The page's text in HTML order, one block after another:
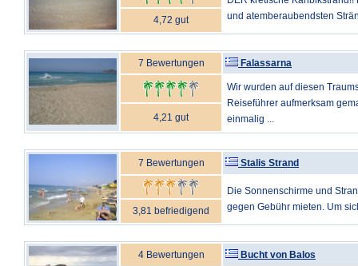
und atemberaubendsten
4,72 gut
7 Bewertungen Falassarna
Wir wurden auf diesen
Reiseführer aufmerksam
einmalig ...
4,21 gut
7 Bewertungen Stalis Strand
Die Sonnenschirme und
gegen Gebühr mieten. Um
3,81 befriedigend
4 Bewertungen Bucht von Balos